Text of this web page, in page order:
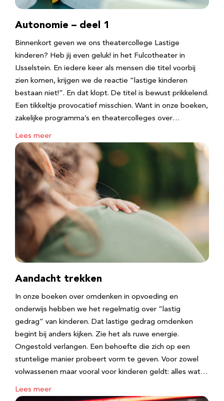
Autonomie – deel 1
Binnenkort geven we ons theatercollege Lastige
kinderen? Heb jij even geluk! in het Fulcotheater in
IJsselstein. En iedere keer als mensen die titel voorbij
zien komen, krijgen we de reactie “lastige kinderen
bestaan niet!”. En dat klopt. De titel is bewust prikkelend.
Een tikkeltje provocatief misschien. Want in onze boeken,
zakelijke programma’s en theatercolleges over…
Lees meer
Aandacht trekken
In onze boeken over omdenken in opvoeding en
onderwijs hebben we het regelmatig over “lastig
gedrag” van kinderen. Dat lastige gedrag omdenken
begint bij anders kijken. Zie het als ruwe energie.
Ongestold verlangen. Een behoefte die zich op een
stuntelige manier probeert vorm te geven. Voor zowel
volwassenen maar vooral voor kinderen geldt: alles wat…
Lees meer